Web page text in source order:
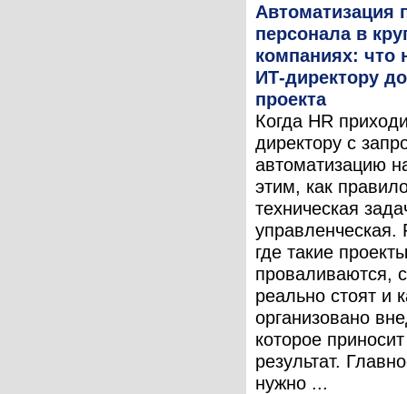
Автоматизация
персонала в
компаниях: что
ИТ-директору
проекта
Когда HR
директору с
автоматизацию
этим, как
техническая
управленческая.
где такие проекты
проваливаются,
реально стоят и
организовано
которое
результат.
нужно ...